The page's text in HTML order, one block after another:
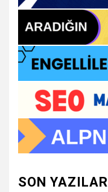
SON YAZILAR